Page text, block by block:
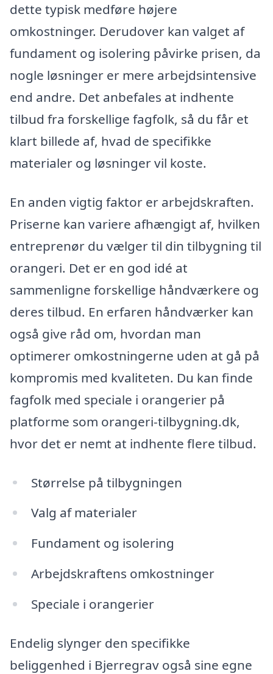
dette typisk medføre højere
omkostninger. Derudover kan valget af
fundament og isolering påvirke prisen, da
nogle løsninger er mere arbejdsintensive
end andre. Det anbefales at indhente
tilbud fra forskellige fagfolk, så du får et
klart billede af, hvad de specifikke
materialer og løsninger vil koste.
En anden vigtig faktor er arbejdskraften.
Priserne kan variere afhængigt af, hvilken
entreprenør du vælger til din tilbygning til
orangeri. Det er en god idé at
sammenligne forskellige håndværkere og
deres tilbud. En erfaren håndværker kan
også give råd om, hvordan man
optimerer omkostningerne uden at gå på
kompromis med kvaliteten. Du kan finde
fagfolk med speciale i orangerier på
platforme som orangeri-tilbygning.dk,
hvor det er nemt at indhente flere tilbud.
Størrelse på tilbygningen
Valg af materialer
Fundament og isolering
Arbejdskraftens omkostninger
Speciale i orangerier
Endelig slynger den specifikke
beliggenhed i Bjerregrav også sine egne